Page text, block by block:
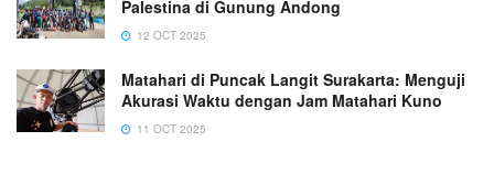
Palestina di Gunung Andong
12 OCT 2025
Matahari di Puncak Langit Surakarta: Menguji
Akurasi Waktu dengan Jam Matahari Kuno
11 OCT 2025